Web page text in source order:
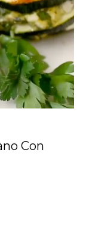
Con